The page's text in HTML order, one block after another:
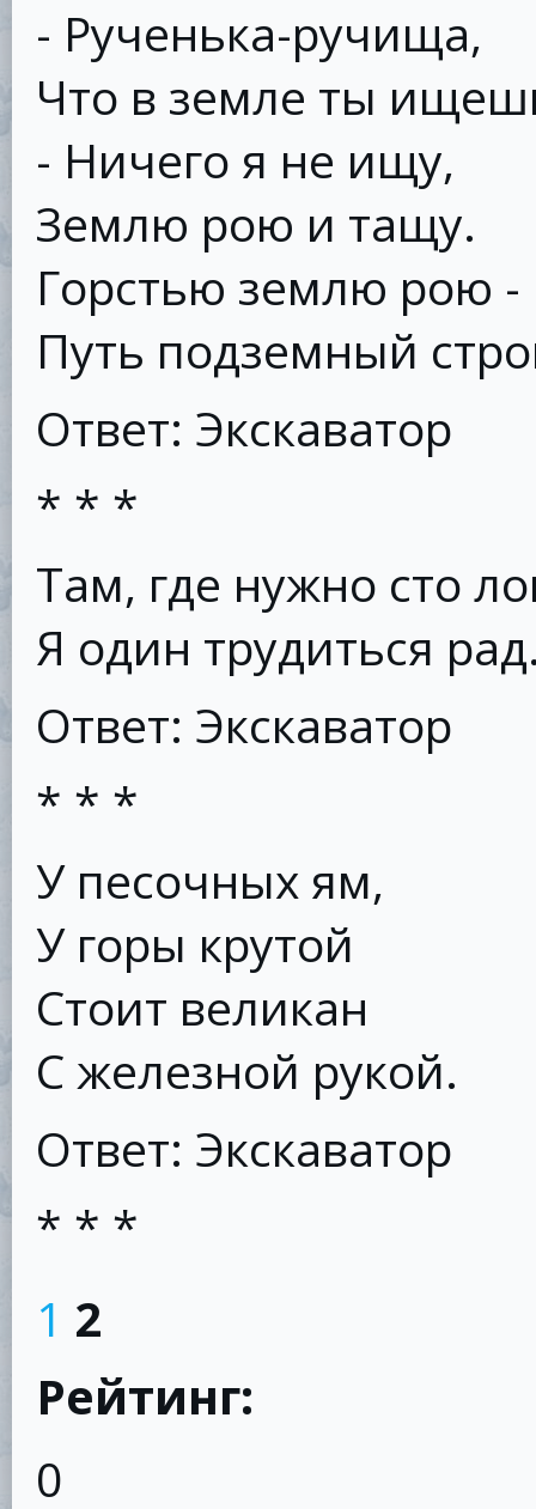
- Рученька-ручища,
Что в земле ты
- Ничего я не ищу,
Землю рою и тащу.
Горстью землю рою -
Путь подземный
Ответ: Экскаватор
* * *
Там, где нужно сто
Я один трудиться
Ответ: Экскаватор
* * *
У песочных ям,
У горы крутой
Стоит великан
С железной рукой.
Ответ: Экскаватор
* * *
1 2
Рейтинг:
0